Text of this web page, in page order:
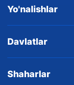
Yo'nalishlar
Davlatlar
Shaharlar